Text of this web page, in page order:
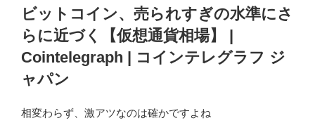
稿
日:
ビットコイン、売られすぎの水準にさ
らに近づく【仮想通貨相場】 |
Cointelegraph | コインテレグラフ ジ
ャパン
相変わらず、激アツなのは確かですよね